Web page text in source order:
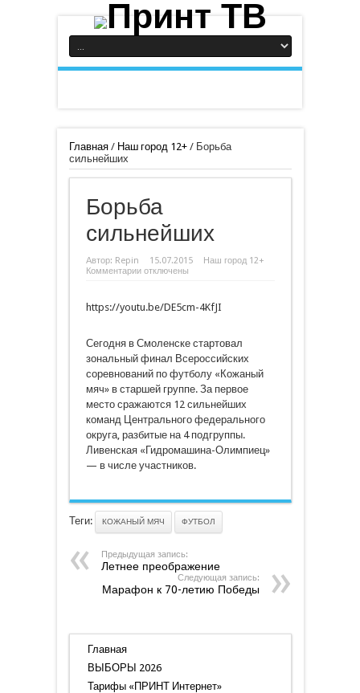
Главная/ Наш город 12+/ Борьба
сильнейших
Борьба
сильнейших
Автор: Repin 15.07.2015
Наш город 12+
Комментариик
сильнейших
отключены
https://youtu.be/DE5cm-4KfJI
Сегодня в Смоленске стартовал
зональный финал Всероссийских
соревнований по футболу «Кожаный
мяч» в старшей группе. За первое
место сражаются 12 сильнейших
команд Центрального федерального
округа, разбитые на 4 подгруппы.
Ливенская «Гидромашина-Олимпиец»
— в числе участников.
Теги: КОЖАНЫЙ МЯЧ ФУТБОЛ
Предыдущая запись:
Летнее преображение
Следующая запись:
Марафон к 70-летию Победы
Главная
ВЫБОРЫ 2026
Тарифы «ПРИНТ Интернет»